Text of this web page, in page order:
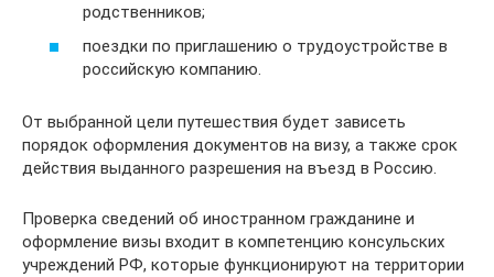
родственников;
поездки по приглашению о трудоустройстве в
российскую компанию.
От выбранной цели путешествия будет зависеть
порядок оформления документов на визу, а также срок
действия выданного разрешения на въезд в Россию.
Проверка сведений об иностранном гражданине и
оформление визы входит в компетенцию консульских
учреждений РФ, которые функционируют на территории